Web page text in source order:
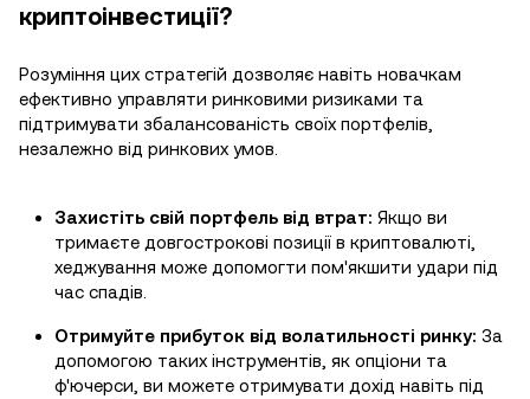
криптоінвестиції?
Розуміння цих стратегій дозволяє навіть новачкам
ефективно управляти ринковими ризиками та
підтримувати збалансованість своїх портфелів,
незалежно від ринкових умов.
Захистіть свій портфель від втрат: Якщо ви
тримаєте довгострокові позиції в криптовалюті,
хеджування може допомогти пом'якшити удари під
час спадів.
Отримуйте прибуток від волатильності ринку: За
допомогою таких інструментів, як опціони та
ф'ючерси, ви можете отримувати дохід навіть під